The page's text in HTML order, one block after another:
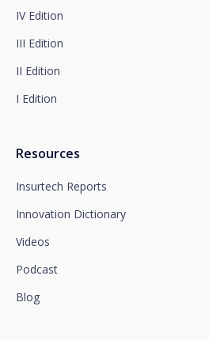
IV Edition
III Edition
II Edition
I Edition
Resources
Insurtech Reports
Innovation Dictionary
Videos
Podcast
Blog
at www.santalucia.impulsa.es, in